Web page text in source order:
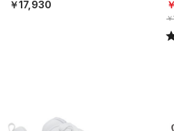
￥17,930